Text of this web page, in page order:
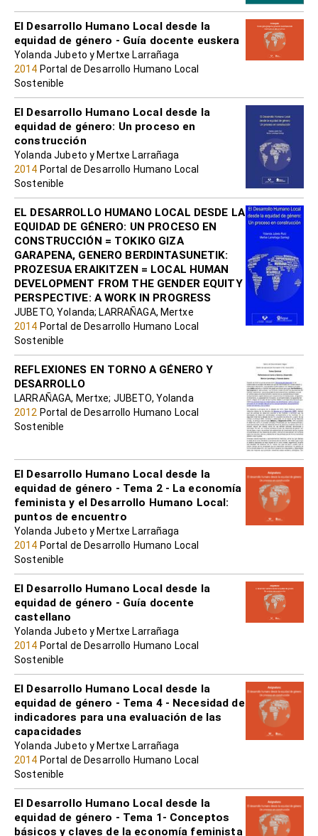
El Desarrollo Humano Local desde la
equidad de género - Guía docente euskera
Yolanda Jubeto y Mertxe Larrañaga
2014 Portal de Desarrollo Humano Local
Sostenible
El Desarrollo Humano Local desde la
equidad de género: Un proceso en
construcción
Yolanda Jubeto y Mertxe Larrañaga
2014 Portal de Desarrollo Humano Local
Sostenible
EL DESARROLLO HUMANO LOCAL DESDE LA
EQUIDAD DE GÉNERO: UN PROCESO EN
CONSTRUCCIÓN = TOKIKO GIZA
GARAPENA, GENERO BERDINTASUNETIK:
PROZESUA ERAIKITZEN = LOCAL HUMAN
DEVELOPMENT FROM THE GENDER EQUITY
PERSPECTIVE: A WORK IN PROGRESS
JUBETO, Yolanda; LARRAÑAGA, Mertxe
2014 Portal de Desarrollo Humano Local
Sostenible
REFLEXIONES EN TORNO A GÉNERO Y
DESARROLLO
LARRAÑAGA, Mertxe; JUBETO, Yolanda
2012 Portal de Desarrollo Humano Local
Sostenible
El Desarrollo Humano Local desde la
equidad de género - Tema 2 - La economía
feminista y el Desarrollo Humano Local:
puntos de encuentro
Yolanda Jubeto y Mertxe Larrañaga
2014 Portal de Desarrollo Humano Local
Sostenible
El Desarrollo Humano Local desde la
equidad de género - Guía docente
castellano
Yolanda Jubeto y Mertxe Larrañaga
2014 Portal de Desarrollo Humano Local
Sostenible
El Desarrollo Humano Local desde la
equidad de género - Tema 4 - Necesidad de
indicadores para una evaluación de las
capacidades
Yolanda Jubeto y Mertxe Larrañaga
2014 Portal de Desarrollo Humano Local
Sostenible
El Desarrollo Humano Local desde la
equidad de género - Tema 1- Conceptos
básicos y claves de la economía feminista